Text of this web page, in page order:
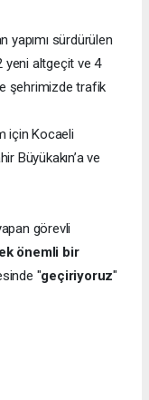
yapımı sürdürülen
yeni altgeçit ve 4
şehrimizde trafik
için Kocaeli
Büyükakın’a ve
görevli
önemli bir
"geçiriyoruz"